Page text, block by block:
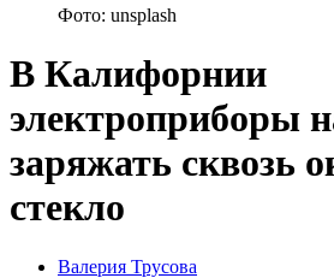
Фото: unsplash
В Калифорнии
электроприборы
заряжать сквозь
стекло
Posted
Валерия Трусова